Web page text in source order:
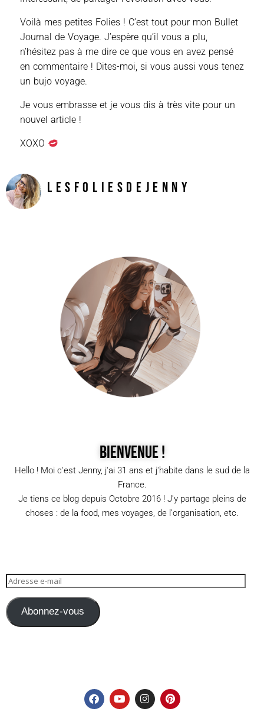
Voilà mes petites Folies ! C’est tout pour mon Bullet
Journal de Voyage. J’espère qu’il vous a plu,
n’hésitez pas à me dire ce que vous en avez pensé
en commentaire ! Dites-moi, si vous aussi vous tenez
un bujo voyage.
Je vous embrasse et je vous dis à très vite pour un
nouvel article !
XOXO
LesFoliesDeJenny
Bienvenue !
Hello ! Moi c'est Jenny, j'ai 31 ans et j'habite dans le sud de la
France.
Je tiens ce blog depuis Octobre 2016 ! J'y partage pleins de
choses : de la food, mes voyages, de l'organisation, etc.
Abonnez-vous